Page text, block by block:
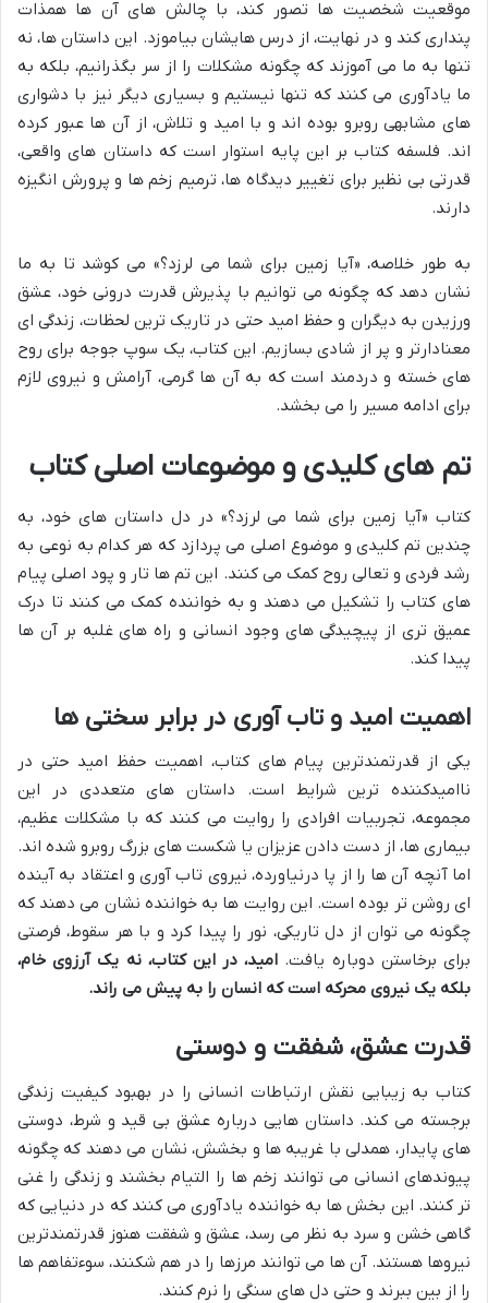
موقعیت شخصیت ها تصور کند، با چالش های آن ها همذات
پنداری کند و در نهایت، از درس هایشان بیاموزد. این داستان ها، نه
تنها به ما می آموزند که چگونه مشکلات را از سر بگذرانیم، بلکه به
ما یادآوری می کنند که تنها نیستیم و بسیاری دیگر نیز با دشواری
های مشابهی روبرو بوده اند و با امید و تلاش، از آن ها عبور کرده
اند. فلسفه کتاب بر این پایه استوار است که داستان های واقعی،
قدرتی بی نظیر برای تغییر دیدگاه ها، ترمیم زخم ها و پرورش انگیزه
دارند.
به طور خلاصه، «آیا زمین برای شما می لرزد؟» می کوشد تا به ما
نشان دهد که چگونه می توانیم با پذیرش قدرت درونی خود، عشق
ورزیدن به دیگران و حفظ امید حتی در تاریک ترین لحظات، زندگی ای
معنادارتر و پر از شادی بسازیم. این کتاب، یک سوپ جوجه برای روح
های خسته و دردمند است که به آن ها گرمی، آرامش و نیروی لازم
برای ادامه مسیر را می بخشد.
تم های کلیدی و موضوعات اصلی کتاب
کتاب «آیا زمین برای شما می لرزد؟» در دل داستان های خود، به
چندین تم کلیدی و موضوع اصلی می پردازد که هر کدام به نوعی به
رشد فردی و تعالی روح کمک می کنند. این تم ها تار و پود اصلی پیام
های کتاب را تشکیل می دهند و به خواننده کمک می کنند تا درک
عمیق تری از پیچیدگی های وجود انسانی و راه های غلبه بر آن ها
پیدا کند.
اهمیت امید و تاب آوری در برابر سختی ها
یکی از قدرتمندترین پیام های کتاب، اهمیت حفظ امید حتی در
ناامیدکننده ترین شرایط است. داستان های متعددی در این
مجموعه، تجربیات افرادی را روایت می کنند که با مشکلات عظیم،
بیماری ها، از دست دادن عزیزان یا شکست های بزرگ روبرو شده اند.
اما آنچه آن ها را از پا درنیاورده، نیروی تاب آوری و اعتقاد به آینده
ای روشن تر بوده است. این روایت ها به خواننده نشان می دهند که
چگونه می توان از دل تاریکی، نور را پیدا کرد و با هر سقوط، فرصتی
برای برخاستن دوباره یافت. امید، در این کتاب، نه یک آرزوی خام،
بلکه یک نیروی محرکه است که انسان را به پیش می راند.
قدرت عشق، شفقت و دوستی
کتاب به زیبایی نقش ارتباطات انسانی را در بهبود کیفیت زندگی
برجسته می کند. داستان هایی درباره عشق بی قید و شرط، دوستی
های پایدار، همدلی با غریبه ها و بخشش، نشان می دهند که چگونه
پیوندهای انسانی می توانند زخم ها را التیام بخشند و زندگی را غنی
تر کنند. این بخش ها به خواننده یادآوری می کنند که در دنیایی که
گاهی خشن و سرد به نظر می رسد، عشق و شفقت هنوز قدرتمندترین
نیروها هستند. آن ها می توانند مرزها را در هم شکنند، سوءتفاهم ها
را از بین ببرند و حتی دل های سنگی را نرم کنند.